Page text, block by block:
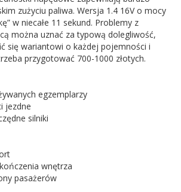
zużyciu paliwa. Wersja 1.4 16V o mocy
w niecałe 11 sekund. Problemy z
można uznać za typową dolegliwość,
się wariantowi o każdej pojemności i
przygotować 700-1000 złotych.
egzemplarzy
jezdne
silniki
wnętrza
pasażerów